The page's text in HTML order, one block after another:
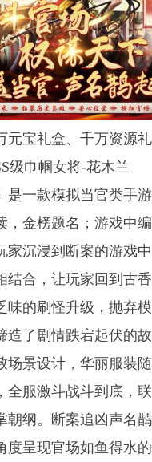
元宝礼盒、千万资源
级巾帼女将-花木兰
是一款模拟当官类手
，金榜题名；游戏中
家沉浸到断案的游戏
结合，让玩家回到古
味的刷怪升级，抛弃
造了剧情跌宕起伏的
场景设计，华丽服装
全服激斗战斗到底，
朝纲。断案追凶声名
度呈现官场如鱼得水的